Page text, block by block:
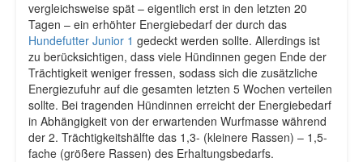
vergleichsweise spät – eigentlich erst in den letzten 20
Tagen – ein erhöhter Energiebedarf der durch das
Hundefutter Junior 1 gedeckt werden sollte. Allerdings ist
zu berücksichtigen, dass viele Hündinnen gegen Ende der
Trächtigkeit weniger fressen, sodass sich die zusätzliche
Energiezufuhr auf die gesamten letzten 5 Wochen verteilen
sollte. Bei tragenden Hündinnen erreicht der Energiebedarf
in Abhängigkeit von der erwartenden Wurfmasse während
der 2. Trächtigkeitshälfte das 1,3- (kleinere Rassen) – 1,5-
fache (größere Rassen) des Erhaltungsbedarfs.